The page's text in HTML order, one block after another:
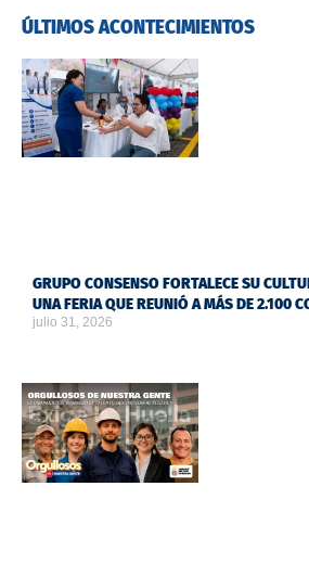
ÚLTIMOS ACONTECIMIENTOS
GRUPO CONSENSO FORTALECE SU
UNA FERIA QUE REUNIÓ A MÁS DE 2.100
julio 31, 2026